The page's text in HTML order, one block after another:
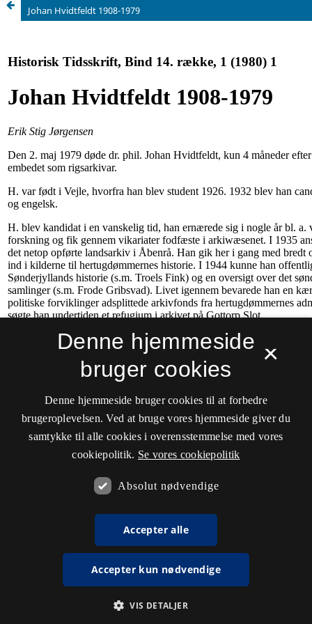
Johan Hvidtfeldt 1908-1979
×
Denne hjemmeside
bruger cookies
Denne hjemmeside bruger cookies til at forbedre
brugeroplevelsen. Ved at bruge vores hjemmeside giver du
samtykke til alle cookies i overensstemmelse med vores
cookiepolitik. Se vores cookiepolitik
Absolut nødvendige
Accepter alle
Accepter kun nødvendige
VIS DETALJER